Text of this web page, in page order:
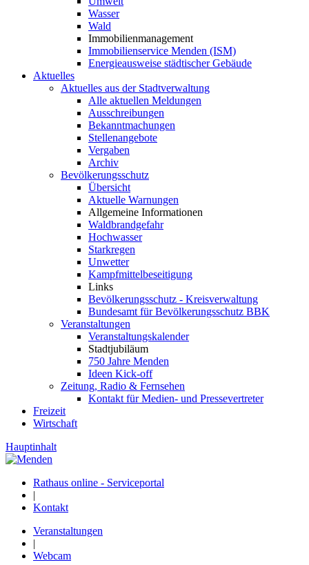
Wasser
Wald
Immobilienmanagement
Immobilienservice Menden (ISM)
Energieausweise städtischer Gebäude
Aktuelles
Aktuelles aus der Stadtverwaltung
Alle aktuellen Meldungen
Ausschreibungen
Bekanntmachungen
Stellenangebote
Vergaben
Archiv
Bevölkerungsschutz
Übersicht
Aktuelle Warnungen
Allgemeine Informationen
Waldbrandgefahr
Hochwasser
Starkregen
Unwetter
Kampfmittelbeseitigung
Links
Bevölkerungsschutz - Kreisverwaltung
Bundesamt für Bevölkerungsschutz BBK
Veranstaltungen
Veranstaltungskalender
Stadtjubiläum
750 Jahre Menden
Ideen Kick-off
Zeitung, Radio & Fernsehen
Kontakt für Medien- und Pressevertreter
Freizeit
Wirtschaft
Hauptinhalt
Rathaus online - Serviceportal
|
Kontakt
Veranstaltungen
|
Webcam